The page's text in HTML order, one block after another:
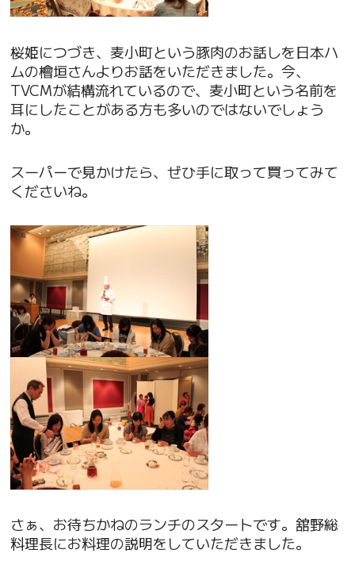
桜姫につづき、麦小町という豚肉のお話しを日本ハ
ムの檜垣さんよりお話をいただきました。今、
TVCMが結構流れているので、麦小町という名前を
耳にしたことがある方も多いのではないでしょう
か。
スーパーで見かけたら、ぜひ手に取って買ってみて
くださいね。
さぁ、お待ちかねのランチのスタートです。舘野総
料理長にお料理の説明をしていただきました。